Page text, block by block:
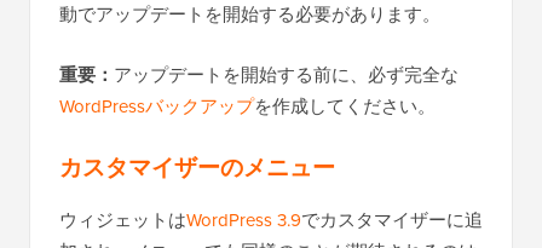
動でアップデートを開始する必要があります。
重要： アップデートを開始する前に、必ず完全な
WordPressバックアップを作成してください。
カスタマイザーのメニュー
ウィジェットはWordPress 3.9でカスタマイザーに追